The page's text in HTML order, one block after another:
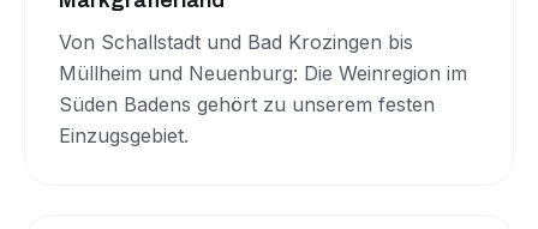
Von Schallstadt und Bad Krozingen bis
Müllheim und Neuenburg: Die Weinregion im
Süden Badens gehört zu unserem festen
Einzugsgebiet.